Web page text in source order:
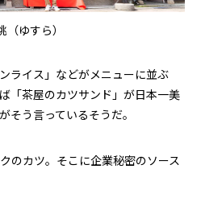
（ゆすら）
ライス」などがメニューに並ぶ
「茶屋のカツサンド」が日本一美
そう言っているそうだ。
のカツ。そこに企業秘密のソース